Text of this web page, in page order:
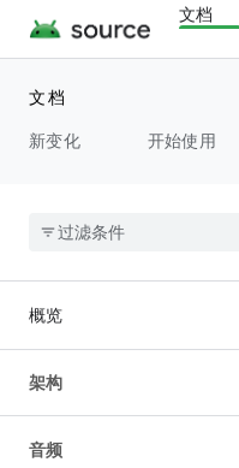
文档
文档
新变化
开始使用
概览
架构
音频